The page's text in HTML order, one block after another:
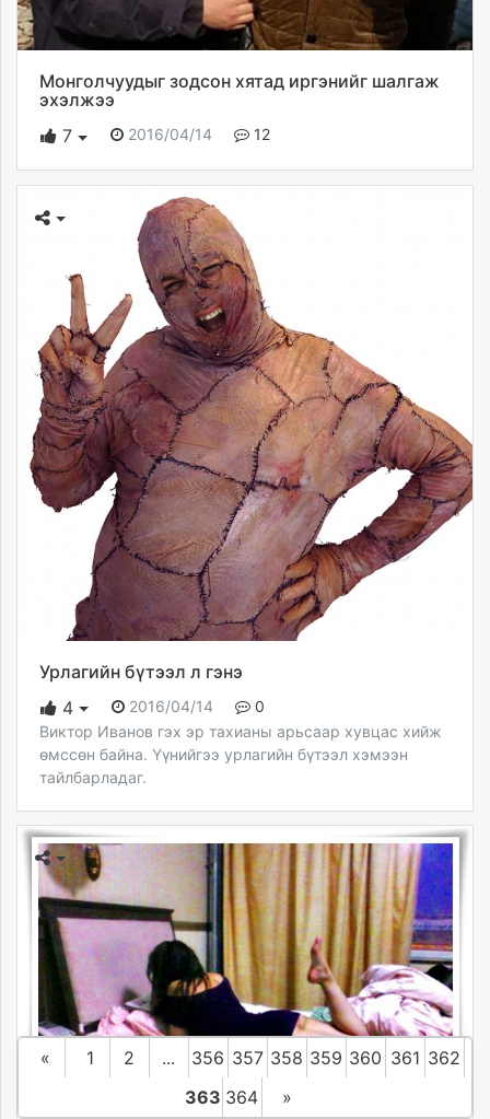
Монголчуудыг зодсон хятад иргэнийг шалгаж
эхэлжээ
7
2016/04/14 12
Урлагийн бүтээл л гэнэ
4
2016/04/14
0
Виктор Иванов гэх эр тахианы арьсаар хувцас хийж
өмссөн байна. Үүнийгээ урлагийн бүтээл хэмээн
тайлбарладаг.
« 1 2 ... 356 357 358 359 360 361 362
363 364 »